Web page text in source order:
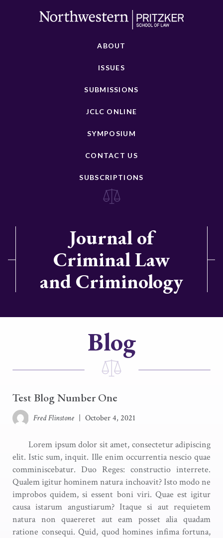
ABOUT
ISSUES
SUBMISSIONS
JCLC ONLINE
SYMPOSIUM
CONTACT US
SUBSCRIPTIONS
Journal of
Criminal Law
and Criminology
Blog
Test Blog Number One
Fred Flinstone October 4, 2021
Lorem ipsum dolor sit amet, consectetur adipiscing
elit. Istic sum, inquit. Ille enim occurrentia nescio quae
comminiscebatur. Duo Reges: constructio interrete.
Qualem igitur hominem natura inchoavit? Isto modo ne
improbos quidem, si essent boni viri. Quae est igitur
causa istarum angustiarum? Itaque si aut requietem
natura non quaereret aut eam posset alia quadam
ratione consequi. Quid, quod homines infima fortuna,